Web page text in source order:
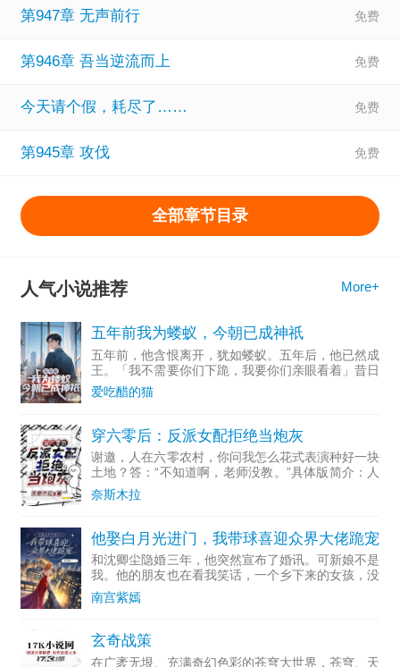
第947章 无声前行
第946章 吾当逆流而上
今天请个假，耗尽了……
第945章 攻伐
全部章节目录
人气小说推荐 More+
五年前我为蝼蚁，今朝已成神祇
五年前，他含恨离开，犹如蝼蚁。五年后，他已然成
王。「我不需要你们下跪，我要你们亲眼看着」昔日
的蝼蚁如何用你们制定的规则，把你们碾成齑粉。
爱吃醋的猫
穿六零后：反派女配拒绝当炮灰
谢邀，人在六零农村，你问我怎么花式表演种好一块
土地？答：“不知道啊，老师没教。”具体版简介：人
倒霉怎么可以倒霉成这样，刚临近成年就嘎了，胎穿
就算了，送我去六十年代吃草，裴望舒表示：穿越大
奈斯木拉
他娶白月光进门，我带球喜迎众界大佬跪宠
和沈卿尘隐婚三年，他突然宣布了婚讯。可新娘不是
我。他的朋友也在看我笑话，一个乡下来的女孩，没
资格嫁给他。我怀孕了，被迫签下离婚协议。又被迫
回家继承家业。各界大佬知道我离婚后，纷纷送上祝
南宫紫嫣
玄奇战策
在广袤无垠、充满奇幻色彩的苍穹大世界，苍穹、天